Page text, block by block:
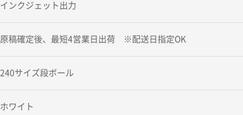
インクジェット出力
原稿確定後、最短4営業日出荷 ※配送日指定OK
240サイズ段ボール
ホワイト